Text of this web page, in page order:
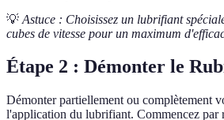
💡 Astuce : Choisissez un lubrifiant
cubes de vitesse pour un maximum
Étape 2 : Démonter le
Démonter partiellement ou complètement
l'application du lubrifiant. Commencez par